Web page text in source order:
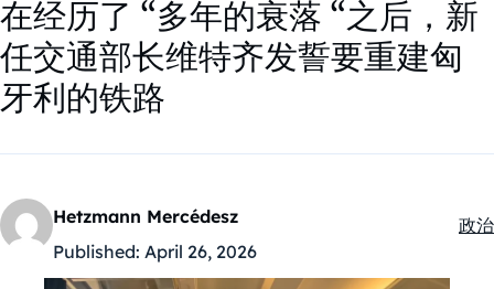
在经历了 “多年的衰落 “之后，新
任交通部长维特齐发誓要重建匈
牙利的铁路
Hetzmann Mercédesz
Published: April 26, 2026
政治